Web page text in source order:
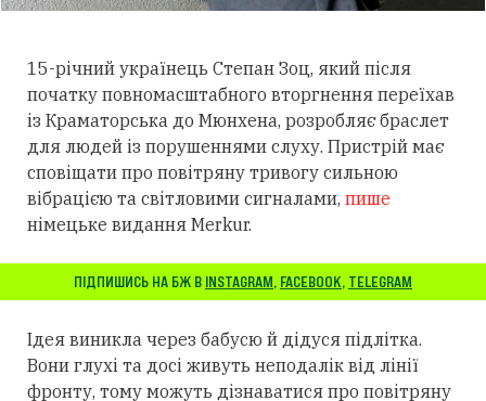
15-річний українець Степан Зоц, який після
початку повномасштабного вторгнення переїхав
із Краматорська до Мюнхена, розробляє браслет
для людей із порушеннями слуху. Пристрій має
сповіщати про повітряну тривогу сильною
вібрацією та світловими сигналами, пише
німецьке видання Merkur.
ПІДПИШИСЬ НА БЖ В INSTAGRAM, FACEBOOK, TELEGRAM
Ідея виникла через бабусю й дідуся підлітка.
Вони глухі та досі живуть неподалік від лінії
фронту, тому можуть дізнаватися про повітряну